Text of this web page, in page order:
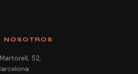
NOSOTROS
52,